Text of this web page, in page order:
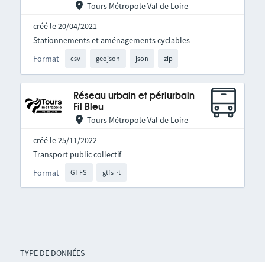
TYPE DE DONNÉES
Tours Métropole Val de Loire
créé le 20/04/2021
Format csv geojson json zip
Stationnements et aménagements cyclables
Réseau urbain et périurbain
Fil Bleu
Tours Métropole Val de Loire
créé le 25/11/2022
Format GTFS gtfs-rt
Transport public collectif